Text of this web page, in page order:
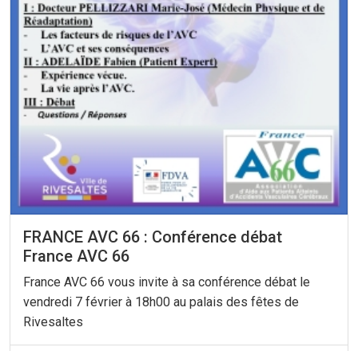
FRANCE AVC 66 : Conférence débat
France AVC 66
France AVC 66 vous invite à sa conférence débat le
vendredi 7 février à 18h00 au palais des fêtes de
Rivesaltes